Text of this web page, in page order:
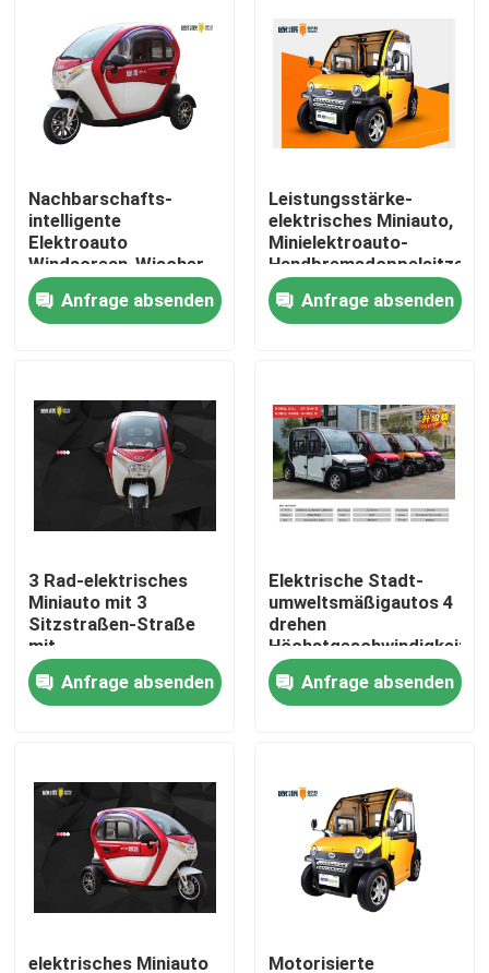
Über uns
Kontakte
Elektro-Moped-Roller
Elektro-Motorroller
Elektrische Gleichgewicht Roller
Pedal-elektrischer Roller
Damen-elektrischer Roller
Nachbarschafts-
intelligente
Elektroauto
Windscrean-Wischer-
Rückseiten-Knopf-
Scheibenbremse
Anfrage absenden
Leistungsstärke-
elektrisches Miniauto,
Minielektroauto-
Handbremsdoppelsitze
Anfrage absenden
3 Rad-elektrisches
Miniauto mit 3
Sitzstraßen-Straße
mit
Aluminiumleichtmetallrad
Anfrage absenden
Elektrische Stadt-
umweltsmäßigautos 4
drehen
Höchstgeschwindigkeit
des Antriebs-45km/H
Anfrage absenden
elektrisches Miniauto Motorisierte